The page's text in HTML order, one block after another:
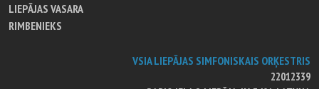
LIEPĀJAS VASARA
RIMBENIEKS
VSIA LIEPĀJAS SIMFONISKAIS ORĶESTRIS
22012339